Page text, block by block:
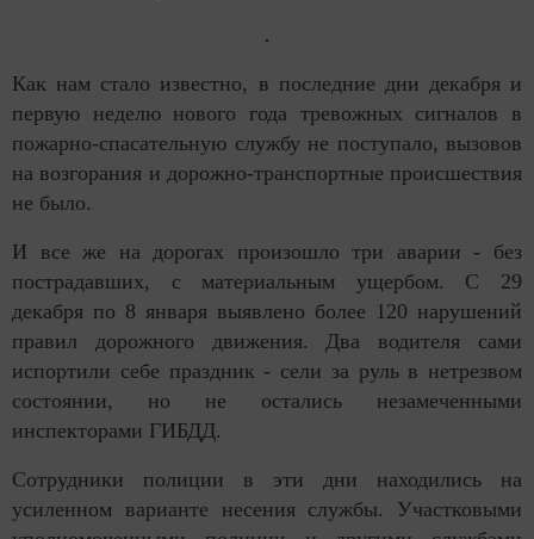
Как нам стало известно, в последние дни декабря и
первую неделю нового года тревожных сигналов в
пожарно-спасательную службу не поступало, вызовов
на возгорания и дорожно-транспортные происшествия
не было.
И все же на дорогах произошло три аварии - без
пострадавших, с материальным ущербом. С 29
декабря по 8 января выявлено более 120 нарушений
правил дорожного движения. Два водителя сами
испортили себе праздник - сели за руль в нетрезвом
состоянии, но не остались незамеченными
инспекторами ГИБДД.
Сотрудники полиции в эти дни находились на
усиленном варианте несения службы. Участковыми